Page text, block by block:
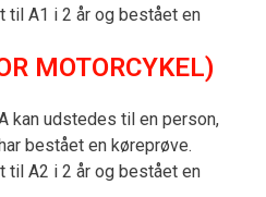
til A1 i 2 år og bestået en
MOTORCYKEL)
kan udstedes til en person,
bestået en køreprøve.
til A2 i 2 år og bestået en